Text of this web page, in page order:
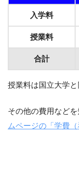
入学料
授業料
合計
授業料は国立大学と
その他の費用などを
ムページの「学費（